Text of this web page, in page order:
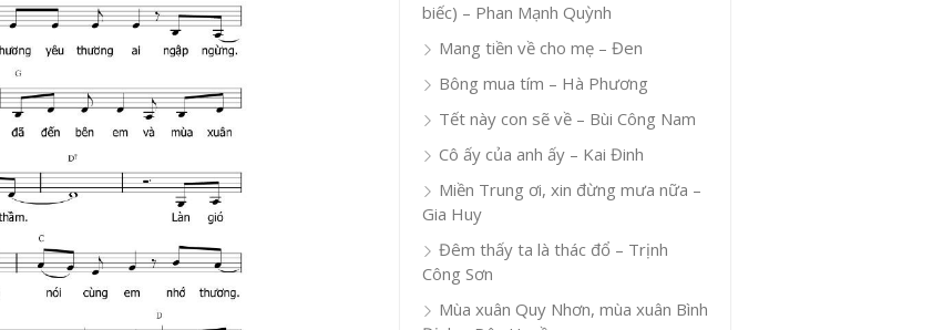
biếc) – Phan Mạnh Quỳnh
Mang tiền về cho mẹ – Đen
Bông mua tím – Hà Phương
Tết này con sẽ về – Bùi Công Nam
Cô ấy của anh ấy – Kai Đinh
Miền Trung ơi, xin đừng mưa nữa –
Gia Huy
Đêm thấy ta là thác đổ – Trịnh
Công Sơn
Mùa xuân Quy Nhơn, mùa xuân Bình